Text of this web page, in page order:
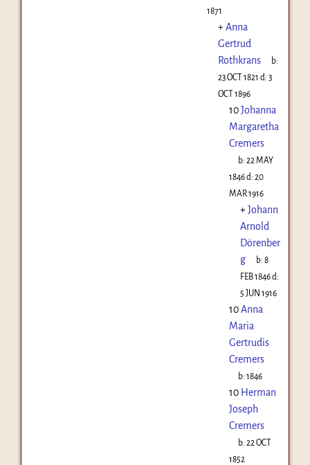
1871
+Anna
Gertrud
Rothkrans
b:
23 OCT 1821 d: 3
OCT 1896
10Johanna
Margaretha
Cremers
b:22 MAY
1846d: 20
MAR 1916
+Johann
Arnold
Dörenber
g
b:8
FEB 1846d:
5 JUN 1916
10Anna
Maria
Gertrudis
Cremers
b:1846
10 Herman
Joseph
Cremers
b:22 OCT
1852